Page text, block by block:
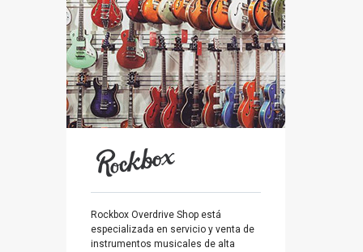
Rockbox Overdrive Shop está
especializada en servicio y venta de
instrumentos musicales de alta